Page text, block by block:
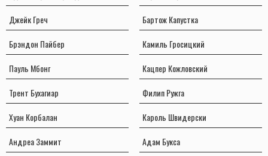
Джейк Греч
Брэндон Пайбер
Пауль Мбонг
Трент Бухагиар
Хуан Корбалан
Андреа Заммит
Бартож Капустка
Камиль Гросицкий
Кацпер Кожловский
Филип Ружга
Кароль Швидерски
Адам Букса